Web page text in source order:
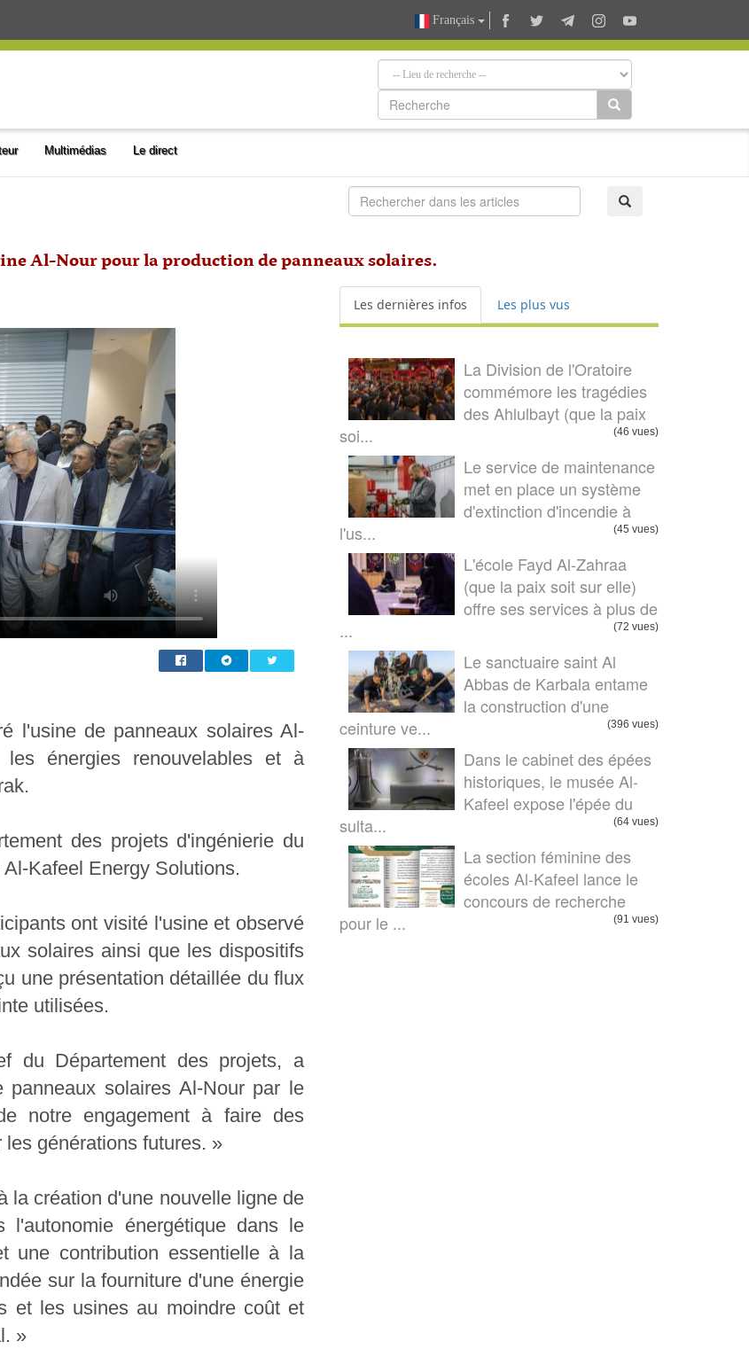
Français
Multimédias Le direct
Al-Nour pour la production de panneaux solaires.
l'usine de panneaux solaires Al-
énergies renouvelables et à
des projets d'ingénierie du
Kafeel Energy Solutions.
ont visité l'usine et observé
solaires ainsi que les dispositifs
une présentation détaillée du flux
utilisées.
du Département des projets, a
solaires Al-Nour par le
notre engagement à faire des
générations futures. »
la création d'une nouvelle ligne de
énergétique dans le
une contribution essentielle à la
sur la fourniture d'une énergie
et les usines au moindre coût et
»
Les dernières infos Les plus vus
La Division de l'Oratoire
commémore les tragédies
des Ahlulbayt (que la paix
soi...
(46 vues)
Le service de maintenance
met en place un système
d'extinction d'incendie à
l'us...
(45 vues)
L'école Fayd Al-Zahraa
(que la paix soit sur elle)
offre ses services à plus de
...
(72 vues)
Le sanctuaire saint Al
Abbas de Karbala entame
la construction d'une
ceinture ve...
(396 vues)
Dans le cabinet des épées
historiques, le musée Al-
Kafeel expose l'épée du
sulta...
(64 vues)
La section féminine des
écoles Al-Kafeel lance le
concours de recherche
pour le ...
(91 vues)